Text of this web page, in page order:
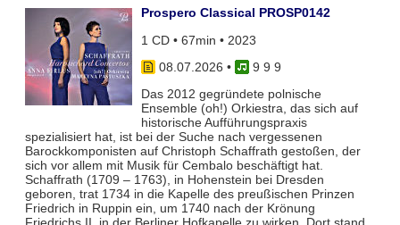
Prospero Classical PROSP0142
1 CD • 67min • 2023
08.07.2026 •
9 9 9
Das 2012 gegründete polnische
Ensemble (oh!) Orkiestra, das sich auf
historische Aufführungspraxis
spezialisiert hat, ist bei der Suche nach vergessenen
Barockkomponisten auf Christoph Schaffrath gestoßen, der
sich vor allem mit Musik für Cembalo beschäftigt hat.
Schaffrath (1709 – 1763), in Hohenstein bei Dresden
geboren, trat 1734 in die Kapelle des preußischen Prinzen
Friedrich in Ruppin ein, um 1740 nach der Krönung